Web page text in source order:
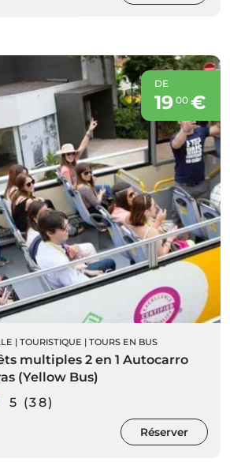
DE
19 00€
| TOURISTIQUE | TOURS EN BUS
multiples 2 en 1 Autocarro
(Yellow Bus)
5 (38)
Réserver